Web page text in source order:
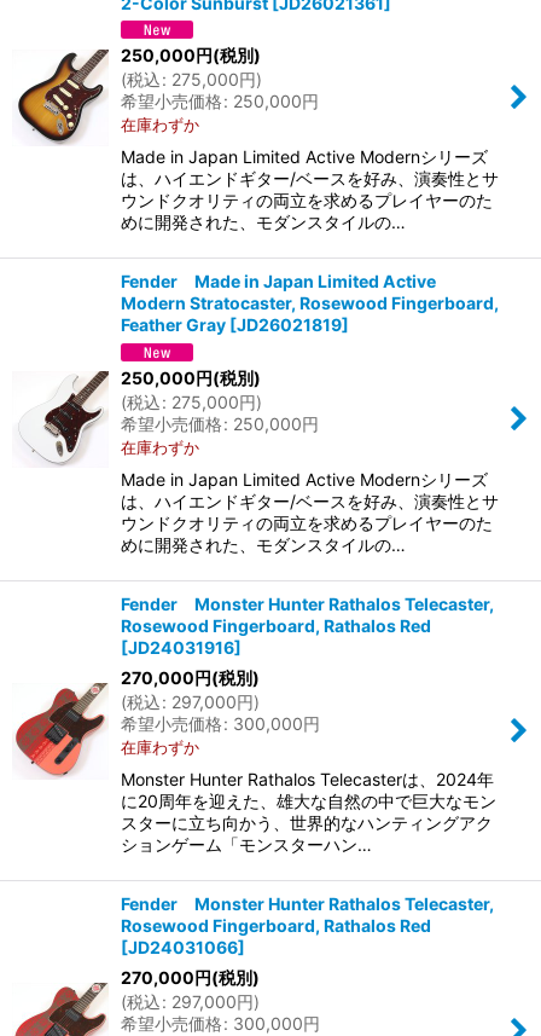
絞り込む
250,000 円(税別)
(税込: 275,000円)
希望小売価格: 250,000円
在庫わずか
Made in Japan Limited Active Modernシリーズ
は、ハイエンドギター/ベースを好み、演奏性とサ
ウンドクオリティの両立を求めるプレイヤーのた
めに開発された、モダンスタイルの…
Fender Made in Japan Limited Active
Modern Stratocaster, Rosewood Fingerboard,
Feather Gray [JD26021819]
250,000円(税別)
(税込: 275,000円)
希望小売価格: 250,000円
在庫わずか
Made in Japan Limited Active Modernシリーズ
は、ハイエンドギター/ベースを好み、演奏性とサ
ウンドクオリティの両立を求めるプレイヤーのた
めに開発された、モダンスタイルの…
Fender Monster Hunter Rathalos Telecaster,
Rosewood Fingerboard, Rathalos Red
[JD24031916]
270,000円(税別)
(税込: 297,000円)
希望小売価格: 300,000円
在庫わずか
Monster Hunter Rathalos Telecasterは、2024年
に20周年を迎えた、雄大な自然の中で巨大なモン
スターに立ち向かう、世界的なハンティングアク
ションゲーム「モンスターハン…
Fender Monster Hunter Rathalos Telecaster,
Rosewood Fingerboard, Rathalos Red
[JD24031066]
270,000円(税別)
(税込: 297,000円)
希望小売価格: 300,000円